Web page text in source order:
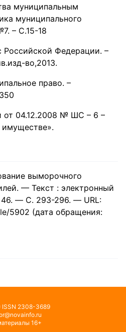
муниципальным
муниципального
– С.15-18
Российской Федерации. –
во,2013.
право. –
04.12.2008 № ШС – 6 –
выморочного
— Текст : электронный
— С. 293-296. — URL:
5902 (дата обращения:
ISSN 2308-3689
16+